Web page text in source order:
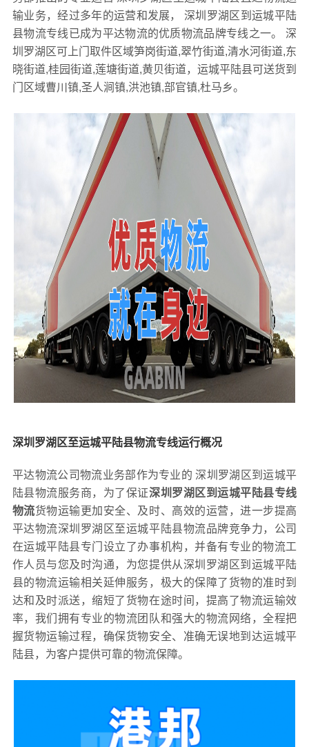
输业务，经过多年的运营和发展， 深圳罗湖区到运城平陆
县物流专线已成为平达物流的优质物流品牌专线之一。 深
圳罗湖区可上门取件区域笋岗街道,翠竹街道,清水河街道,东
晓街道,桂园街道,莲塘街道,黄贝街道，运城平陆县可送货到
门区域曹川镇,圣人涧镇,洪池镇,部官镇,杜马乡。
深圳罗湖区至运城平陆县物流专线运行概况
平达物流公司物流业务部作为专业的 深圳罗湖区到运城平
陆县物流服务商，为了保证深圳罗湖区到运城平陆县专线
物流货物运输更加安全、及时、高效的运营，进一步提高
平达物流深圳罗湖区至运城平陆县物流品牌竞争力，公司
在运城平陆县专门设立了办事机构，并备有专业的物流工
作人员与您及时沟通，为您提供从深圳罗湖区到运城平陆
县的物流运输相关延伸服务，极大的保障了货物的准时到
达和及时派送，缩短了货物在途时间，提高了物流运输效
率，我们拥有专业的物流团队和强大的物流网络，全程把
握货物运输过程，确保货物安全、准确无误地到达运城平
陆县，为客户提供可靠的物流保障。